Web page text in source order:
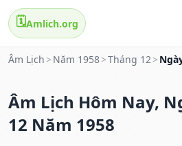
🗓️Amlich.org
Âm Lịch > Năm 1958>Tháng 12>
Âm Lịch Hôm Nay,
12 Năm 1958